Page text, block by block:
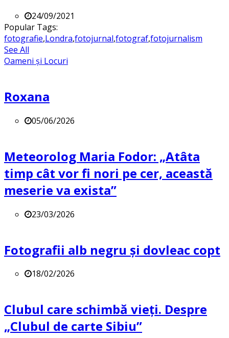
24/09/2021
Popular Tags:
fotografie,Londra,fotojurnal,fotograf,fotojurnalism
See All
Oameni și Locuri
Roxana
05/06/2026
Meteorolog Maria Fodor: „Atâta
timp cât vor fi nori pe cer, această
meserie va exista”
23/03/2026
Fotografii alb negru și dovleac copt
18/02/2026
Clubul care schimbă vieți. Despre
„Clubul de carte Sibiu”